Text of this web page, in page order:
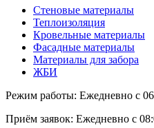
Стеновые материалы
Теплоизоляция
Кровельные материалы
Фасадные материалы
Материалы для забора
ЖБИ
Режим работы: Ежедневно с
Приём заявок: Ежедневно с